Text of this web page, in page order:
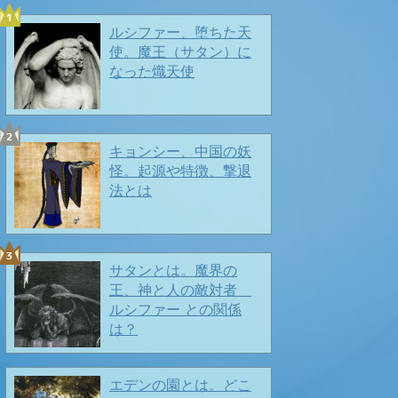
夏の兆しもチラホラ🍉🍉❤️
春ですよ〜〜🎶
2026/03/28
ルシファー、堕ちた天
使。魔王（サタン）に
なった熾天使
キョンシー、中国の妖
怪。起源や特徴、撃退
法とは
サタンとは。魔界の
王、神と人の敵対者
ルシファー との関係
は？
エデンの園とは。どこ